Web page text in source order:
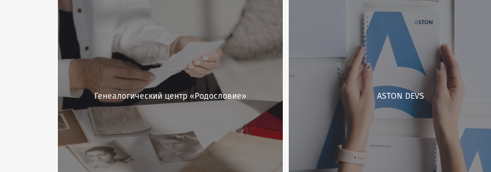
Генеалогический центр «Родословие» ASTON DEVS